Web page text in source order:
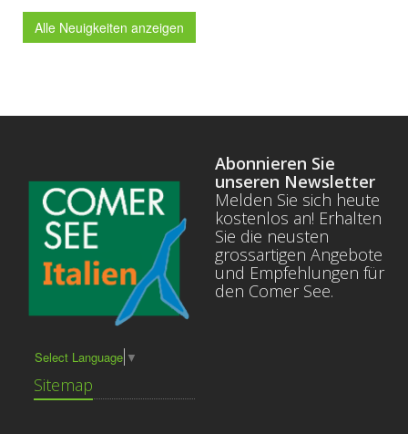
Alle Neuigkeiten anzeigen
Select Language ▼
Sitemap
Abonnieren Sie
unseren Newsletter
Melden Sie sich heute
kostenlos an! Erhalten
Sie die neusten
grossartigen Angebote
und Empfehlungen für
den Comer See.